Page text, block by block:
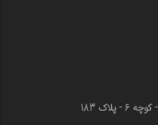
قم - خیابان انقلاب (چهارمردان)‌ - کوچه 6 - پلاک 183